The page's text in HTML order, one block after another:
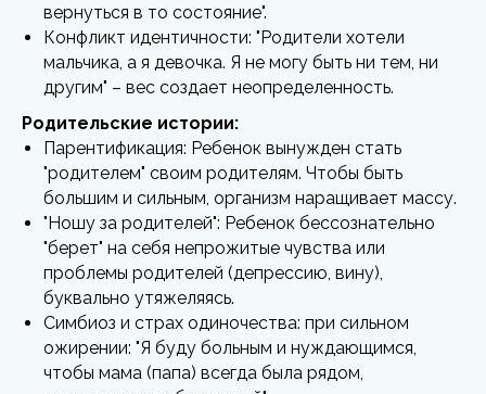
вернуться в то состояние".
Конфликт идентичности: "Родители хотели
мальчика, а я девочка. Я не могу быть ни тем, ни
другим" – вес создает неопределенность.
Родительские истории:
Парентификация: Ребенок вынужден стать
"родителем" своим родителям. Чтобы быть
большим и сильным, организм наращивает массу.
"Ношу за родителей": Ребенок бессознательно
"берет" на себя непрожитые чувства или
проблемы родителей (депрессию, вину),
буквально утяжеляясь.
Симбиоз и страх одиночества: при сильном
ожирении: "Я буду больным и нуждающимся,
чтобы мама (папа) всегда была рядом,